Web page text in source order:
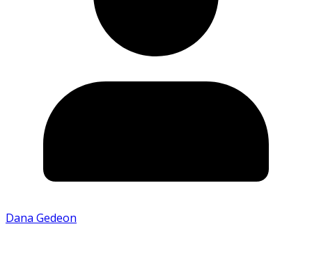
Dana Gedeon